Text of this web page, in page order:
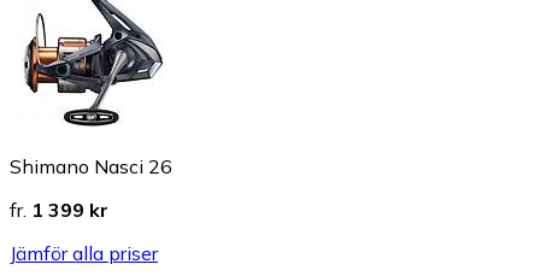
Shimano Nasci 26
fr. 1 399 kr
Jämför alla priser